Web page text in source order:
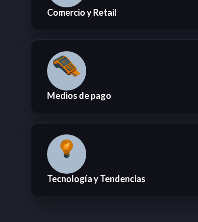
Comercio y Retail
Medios de pago
Tecnología y Tendencias